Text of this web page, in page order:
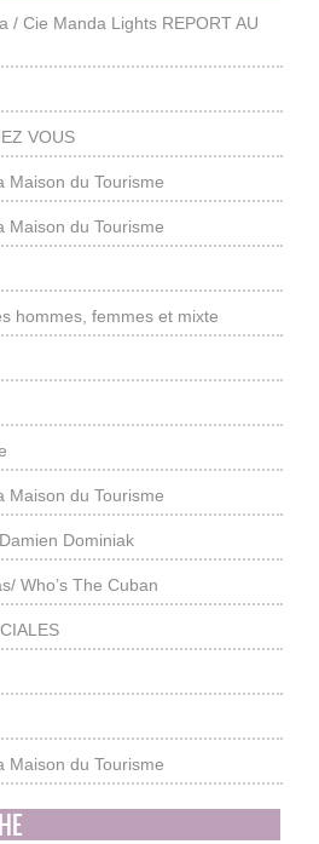
/ Cie Manda Lights REPORT AU
VOUS
Maison du Tourisme
Maison du Tourisme
hommes, femmes et mixte
Maison du Tourisme
Dominiak
Who’s The Cuban
Maison du Tourisme